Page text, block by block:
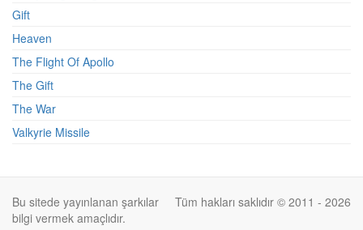
Gift
Heaven
The Flight Of Apollo
The Gift
The War
Valkyrie Missile
Tüm hakları saklıdır © 2011 - 2026
Bu sitede yayınlanan şarkılar
bilgi vermek amaçlıdır.